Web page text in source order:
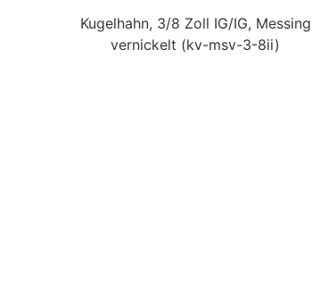
Kugelhahn, 3/8 Zoll IG/IG, Messing
vernickelt (kv-msv-3-8ii)